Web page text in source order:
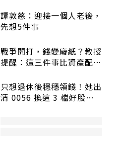
譚敦慈：迎接一個人老後，
先想5件事
戰爭開打，錢變廢紙？教授
提醒：這三件事比資產配置
只想退休後穩穩領錢！她出
清 0056 換這 3 檔好股：